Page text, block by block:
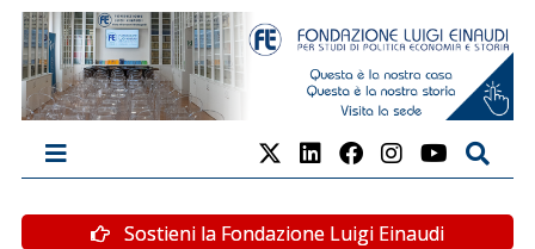
Sostieni la Fondazione Luigi Einaudi